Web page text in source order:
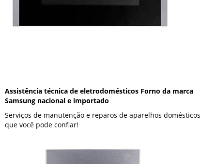
Assistência técnica de eletrodomésticos Forno da marca
Samsung nacional e importado
Serviços de manutenção e reparos de aparelhos domésticos
que você pode confiar!